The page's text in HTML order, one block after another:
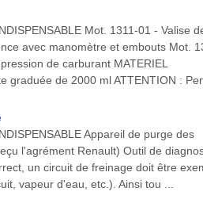
Mot. 1311-01 - Valise
avec manomètre et embouts Mot.
de carburant MATERIEL
graduée de 2000 ml ATTENTION :
Appareil de purge des
l'agrément Renault) Outil de
un circuit de freinage doit être
vapeur d'eau, etc.). Ainsi tou ...